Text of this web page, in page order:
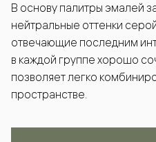
В основу палитры эмалей
нейтральные оттенки
отвечающие последним
в каждой группе хорошо
позволяет легко
пространстве.